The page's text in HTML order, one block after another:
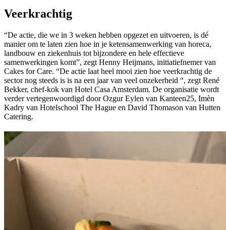
Veerkrachtig
“De actie, die we in 3 weken hebben opgezet en uitvoeren, is dé
manier om te laten zien hoe in je ketensamenwerking van horeca,
landbouw en ziekenhuis tot bijzondere en hele effectieve
samenwerkingen komt”, zegt Henny Heijmans, initiatiefnemer van
Cakes for Care. “De actie laat heel mooi zien hoe veerkrachtig de
sector nog steeds is is na een jaar van veel onzekerheid “, zegt René
Bekker, chef-kok van Hotel Casa Amsterdam. De organisatie wordt
verder vertegenwoordigd door Ozgur Eylen van Kanteen25, Imèn
Kadry van Hotelschool The Hague en David Thomason van Hutten
Catering.